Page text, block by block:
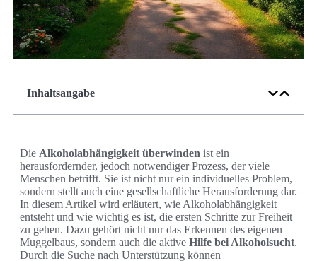
Inhaltsangabe
Die Alkoholabhängigkeit überwinden ist ein
herausfordernder, jedoch notwendiger Prozess, der viele
Menschen betrifft. Sie ist nicht nur ein individuelles Problem,
sondern stellt auch eine gesellschaftliche Herausforderung dar.
In diesem Artikel wird erläutert, wie Alkoholabhängigkeit
entsteht und wie wichtig es ist, die ersten Schritte zur Freiheit
zu gehen. Dazu gehört nicht nur das Erkennen des eigenen
Muggelbaus, sondern auch die aktive Hilfe bei Alkoholsucht.
Durch die Suche nach Unterstützung können